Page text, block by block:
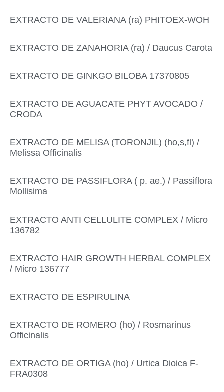
EXTRACTO DE VALERIANA (ra) PHITOEX-WOH
EXTRACTO DE ZANAHORIA (ra) / Daucus Carota
EXTRACTO DE GINKGO BILOBA 17370805
EXTRACTO DE AGUACATE PHYT AVOCADO /
CRODA
EXTRACTO DE MELISA (TORONJIL) (ho,s,fl) /
Melissa Officinalis
EXTRACTO DE PASSIFLORA ( p. ae.) / Passiflora
Mollisima
EXTRACTO ANTI CELLULITE COMPLEX / Micro
136782
EXTRACTO HAIR GROWTH HERBAL COMPLEX
/ Micro 136777
EXTRACTO DE ESPIRULINA
EXTRACTO DE ROMERO (ho) / Rosmarinus
Officinalis
EXTRACTO DE ORTIGA (ho) / Urtica Dioica F-
FRA0308